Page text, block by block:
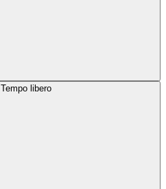
Tempo libero